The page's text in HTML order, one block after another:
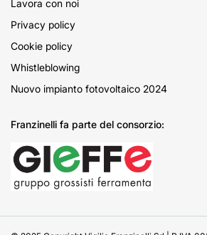
Lavora con noi
Privacy policy
Cookie policy
Whistleblowing
Nuovo impianto fotovoltaico 2024
Franzinelli fa parte del consorzio: